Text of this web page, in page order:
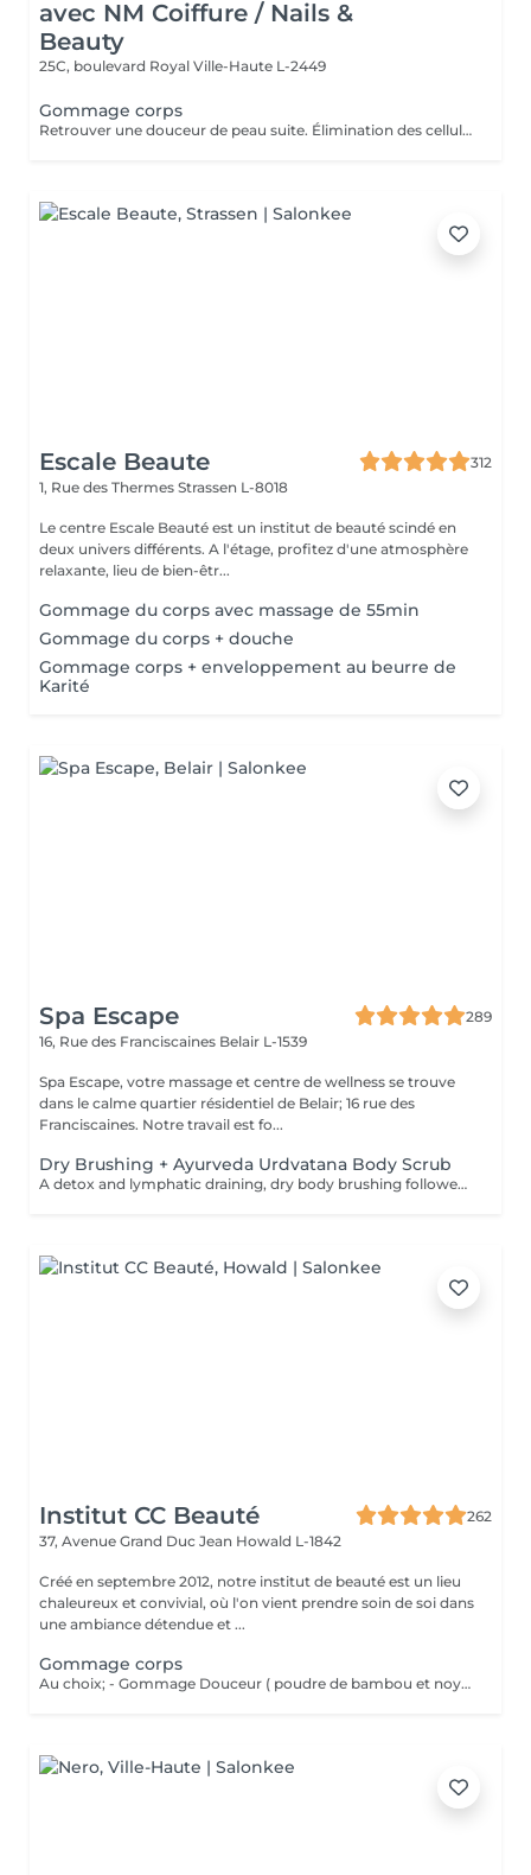
avec NM Coiffure / Nails &
Beauty
25C, boulevard Royal Ville-Haute L-2449
Gommage corps
Retrouver une douceur de peau suite. Élimination des cellules mortes présentes à la surface de la peau stimulant ainsi le renouvellement cellulaire naturel.
Escale Beaute
312
1, Rue des Thermes Strassen L-8018
Le centre Escale Beauté est un institut de beauté scindé en
deux univers différents. A l'étage, profitez d'une atmosphère
relaxante, lieu de bien-êtr...
Gommage du corps avec massage de 55min
Gommage du corps + douche
Gommage corps + enveloppement au beurre de
Karité
Spa Escape
289
16, Rue des Franciscaines Belair L-1539
Spa Escape, votre massage et centre de wellness se trouve
dans le calme quartier résidentiel de Belair; 16 rue des
Franciscaines. Notre travail est fo...
Dry Brushing + Ayurveda Urdvatana Body Scrub
A detox and lymphatic draining, dry body brushing followed by an Ayurveda- Urdvatana Body scrub. This is concluded by a luke-warm shower followed by a full body application of a organic, detox body oil to continue the elimination of toxins from your body.
Institut CC Beauté
262
37, Avenue Grand Duc Jean Howald L-1842
Créé en septembre 2012, notre institut de beauté est un lieu
chaleureux et convivial, où l'on vient prendre soin de soi dans
une ambiance détendue et ...
Gommage corps
Au choix; - Gommage Douceur ( poudre de bambou et noyaux d'abricot ; grade 1 / doux ) - Gommage Gourmand ( nourrissant aux 2 sucres : grade 2 / médium ) - Gommage Marin (réminéralisant au sel marin et aux algues ; grade 3 / Fort )